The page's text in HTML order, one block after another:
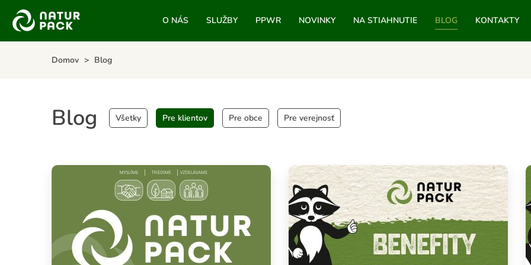
O NÁS SLUŽBY PPWR NOVINKY NA STIAHNUTIE BLOG KONTAKTY
Domov Blog
Blog Všetky Pre klientov Pre obce Pre verejnosť